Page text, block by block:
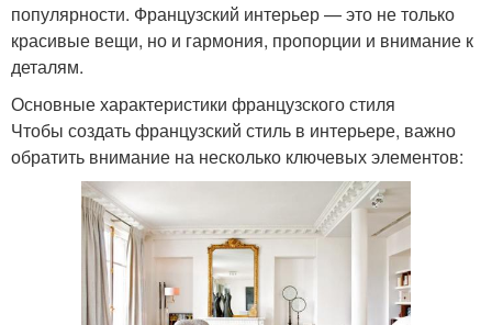
популярности. Французский интерьер — это не только
красивые вещи, но и гармония, пропорции и внимание к
деталям.
Основные характеристики французского стиля
Чтобы создать французский стиль в интерьере, важно
обратить внимание на несколько ключевых элементов: